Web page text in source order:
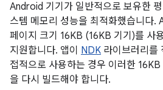
Android 기기가 일반적으로 보유한
스템 메모리 성능을 최적화했습니다.
페이지 크기 16KB (16KB 기기)를 사
지원합니다. 앱이 NDK 라이브러리를
접적으로 사용하는 경우 이러한
을 다시 빌드해야 합니다.